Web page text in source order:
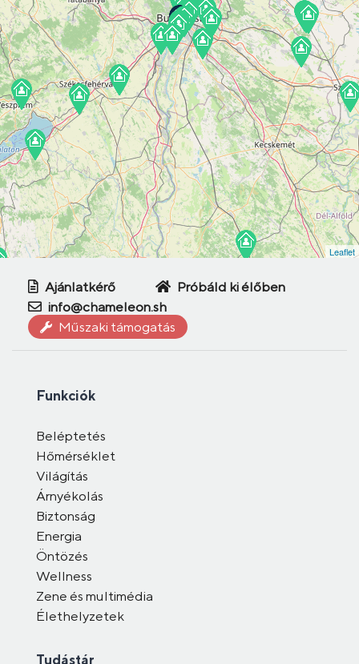
Leaflet
Ajánlatkérő
Próbáld ki élőben
info@chameleon.sh
Műszaki támogatás
Funkciók
Beléptetés
Hőmérséklet
Világítás
Árnyékolás
Biztonság
Energia
Öntözés
Wellness
Zene és multimédia
Élethelyzetek
Tudástár